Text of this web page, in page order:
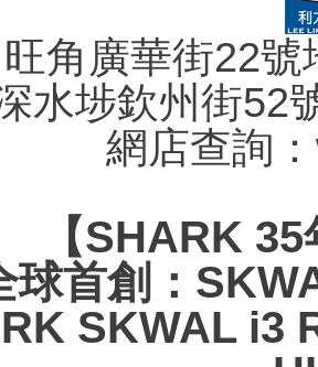
旺角廣華街22
水埗欽州街52
網店查詢
【SHARK
球首創：
SKWAL i3